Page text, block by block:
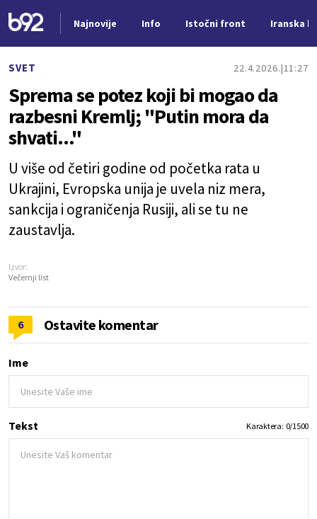
Najnovije Info Istočni front Iranska
SVET 22.4.2026. 11:27
Sprema se potez koji bi mogao da
razbesni Kremlj; "Putin mora da
shvati..."
U više od četiri godine od početka rata u
Ukrajini, Evropska unija je uvela niz mera,
sankcija i ograničenja Rusiji, ali se tu ne
zaustavlja.
Izvor:
Večernji list
6 Ostavite komentar
Ime
Tekst Karaktera: 0/1500